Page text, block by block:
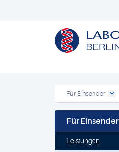
Für Einsender
Für Einsender
Leistungen